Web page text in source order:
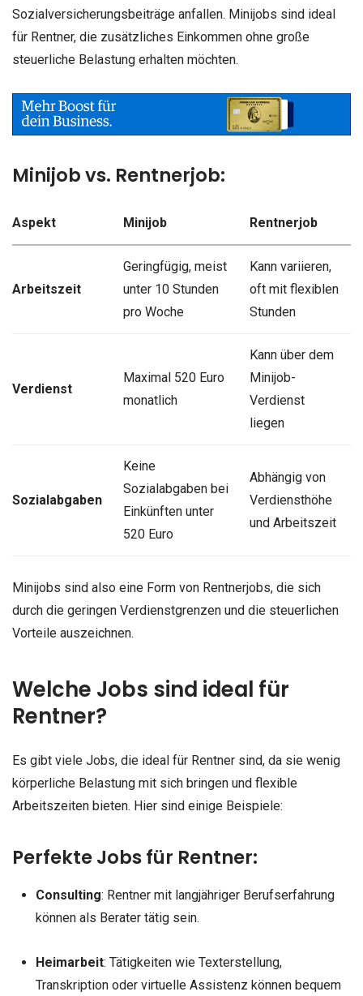
Sozialversicherungsbeiträge anfallen. Minijobs sind ideal
für Rentner, die zusätzliches Einkommen ohne große
steuerliche Belastung erhalten möchten.
Minijob vs. Rentnerjob:
Aspekt Minijob Rentnerjob
Arbeitszeit
Geringfügig, meist
unter 10 Stunden
pro Woche
Kann variieren,
oft mit flexiblen
Stunden
Verdienst
Maximal 520 Euro
monatlich
Kann über dem
Minijob-
Verdienst
liegen
Sozialabgaben
Keine
Sozialabgaben bei
Einkünften unter
520 Euro
Abhängig von
Verdiensthöhe
und Arbeitszeit
Minijobs sind also eine Form von Rentnerjobs, die sich
durch die geringen Verdienstgrenzen und die steuerlichen
Vorteile auszeichnen.
Welche Jobs sind ideal für
Rentner?
Es gibt viele Jobs, die ideal für Rentner sind, da sie wenig
körperliche Belastung mit sich bringen und flexible
Arbeitszeiten bieten. Hier sind einige Beispiele:
Perfekte Jobs für Rentner:
Consulting: Rentner mit langjähriger Berufserfahrung
können als Berater tätig sein.
Heimarbeit: Tätigkeiten wie Texterstellung,
Transkription oder virtuelle Assistenz können bequem